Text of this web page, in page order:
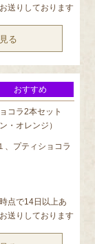
送りしております
る
おすすめ
コラ2本セット
・オレンジ）
、プティショコラ
点で14日以上あ
送りしております